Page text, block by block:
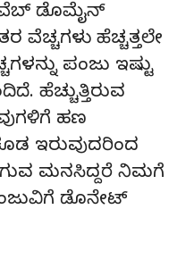
ವೆಬ್‌ ಡೊಮೈನ್‌
ವೆಚ್ಚಗಳು ಹೆಚ್ಚತ್ತಲೇ
ಪಂಜು ಇಷ್ಟು
ಹೆಚ್ಚುತ್ತಿರುವ
ಹಣ
ಇರುವುದರಿಂದ
ಮನಸಿದ್ದರೆ ನಿಮಗೆ
ಡೊನೇಟ್‌